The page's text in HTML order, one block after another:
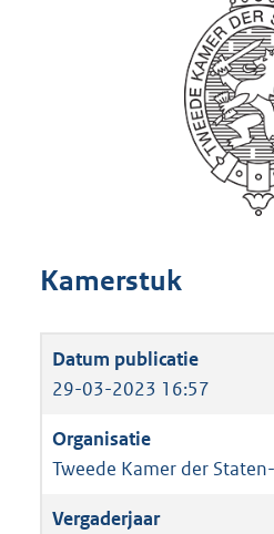
Kamerstuk
29-03-2023 16:57
Tweede Kamer der